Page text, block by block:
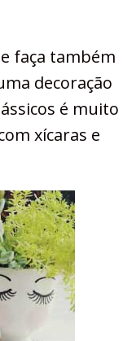
faça também
decoração
é muito
xícaras e